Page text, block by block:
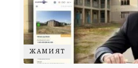
ЖАМИЯТ